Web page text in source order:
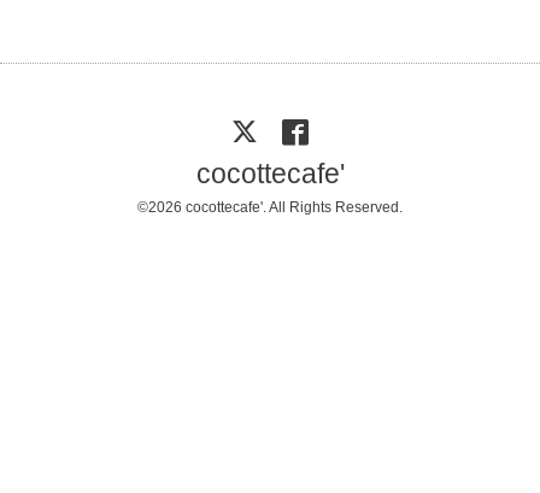
cocottecafe'
©2026 cocottecafe'. All Rights Reserved.